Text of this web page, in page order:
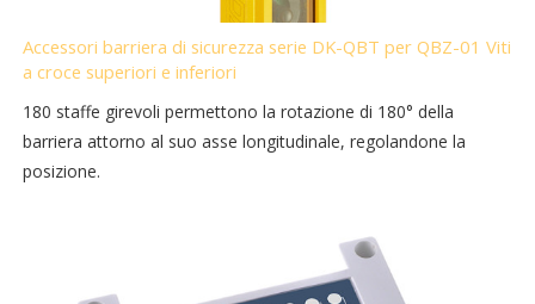
Accessori barriera di sicurezza serie DK-QBT per QBZ-01 Viti
a croce superiori e inferiori
180 staffe girevoli permettono la rotazione di 180° della
barriera attorno al suo asse longitudinale, regolandone la
posizione.